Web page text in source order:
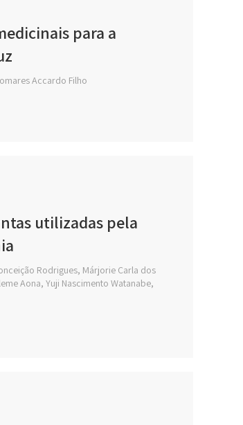
para a
Accardo Filho
utilizadas pela
Rodrigues, Márjorie Carla dos
Aona, Yuji Nascimento Watanabe,